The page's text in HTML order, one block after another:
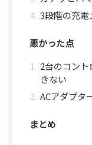
3段階の充
悪かった点
2台のコン
きない
ACアダプタ
まとめ